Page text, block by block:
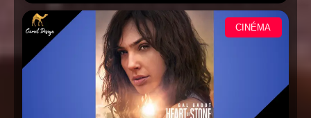
CINÉMA